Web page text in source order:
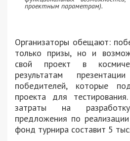
проектным параметрам).
Организаторы обещают:
только призы, но и
свой проект в
результатам
победителей, которые
проекта для
затраты на
предложения по
фонд турнира составит 5